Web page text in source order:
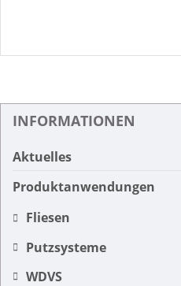
INFORMATIONEN
Aktuelles
Produktanwendungen
Fliesen
Putzsysteme
WDVS